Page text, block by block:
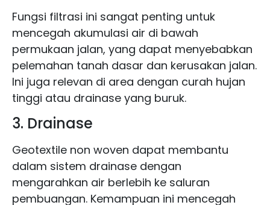
Fungsi filtrasi ini sangat penting untuk
mencegah akumulasi air di bawah
permukaan jalan, yang dapat menyebabkan
pelemahan tanah dasar dan kerusakan jalan.
Ini juga relevan di area dengan curah hujan
tinggi atau drainase yang buruk.
3. Drainase
Geotextile non woven dapat membantu
dalam sistem drainase dengan
mengarahkan air berlebih ke saluran
pembuangan. Kemampuan ini mencegah